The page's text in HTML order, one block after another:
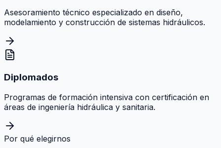
Asesoramiento técnico especializado en diseño,
modelamiento y construcción de sistemas hidráulicos.
Diplomados
Programas de formación intensiva con certificación en
áreas de ingeniería hidráulica y sanitaria.
Por qué elegirnos